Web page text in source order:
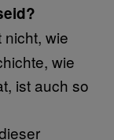
nicht, wie
wie
ist auch so